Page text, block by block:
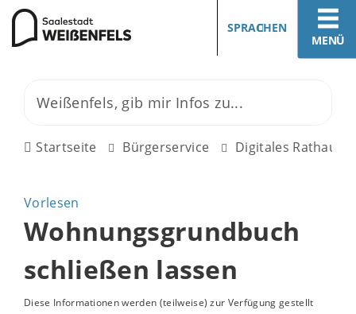
MENÜ
SPRACHEN
Startseite Bürgerservice Digitales Rathaus
Vorlesen
Wohnungsgrundbuch
schließen lassen
Diese Informationen werden (teilweise) zur Verfügung gestellt